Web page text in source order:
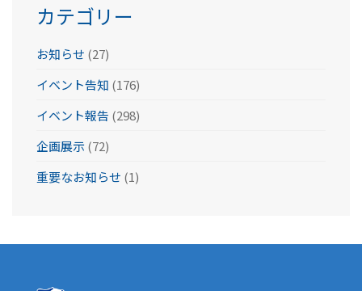
カテゴリー
お知らせ (27)
イベント告知 (176)
イベント報告 (298)
企画展示(72)
重要なお知らせ (1)